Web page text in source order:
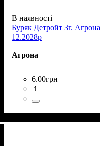
В наявності
Буряк Детройт 3г. Агрона
12.2028р
Агрона
6.00грн